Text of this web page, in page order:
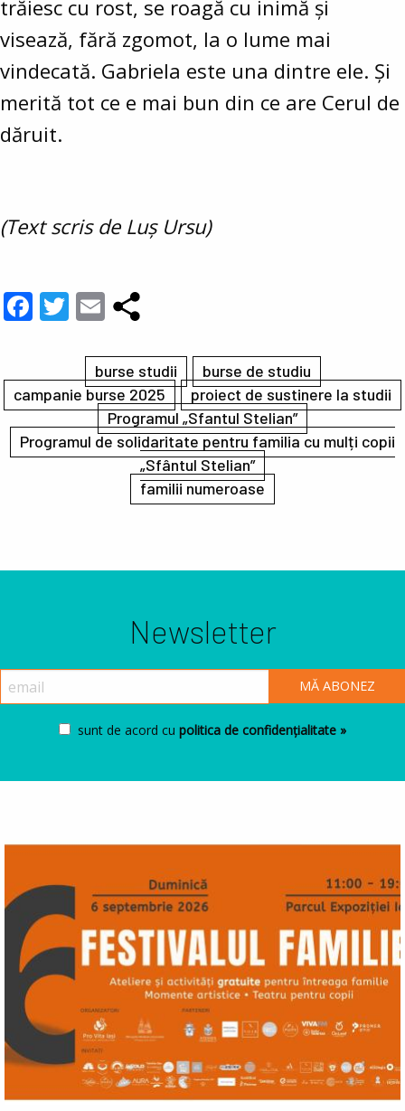
trăiesc cu rost, se roagă cu inimă și
visează, fără zgomot, la o lume mai
vindecată. Gabriela este una dintre ele. Și
merită tot ce e mai bun din ce are Cerul de
dăruit.
(Text scris de Luș Ursu)
Facebook
Twitter
Email
burse studii
burse de studiu
campanie burse 2025
proiect de sustinere la studii
Programul „Sfantul Stelian”
Programul de solidaritate pentru familia cu mulți copii
„Sfântul Stelian”
familii numeroase
Newsletter
sunt de acord cu politica de confidențialitate »